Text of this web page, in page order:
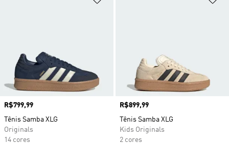
Preço
R$799,99
Tênis Samba XLG
Originals
14 cores
Preço
R$899,99
Tênis Samba XLG
Kids Originals
2 cores